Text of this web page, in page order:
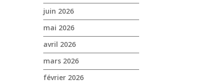
juin 2026
mai 2026
avril 2026
mars 2026
février 2026